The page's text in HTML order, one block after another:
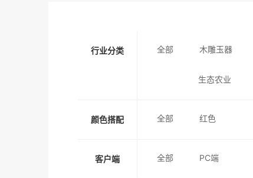
行业分类 全部 木雕玉器
生态农业
颜色搭配 全部 红色
客户端 全部 PC端